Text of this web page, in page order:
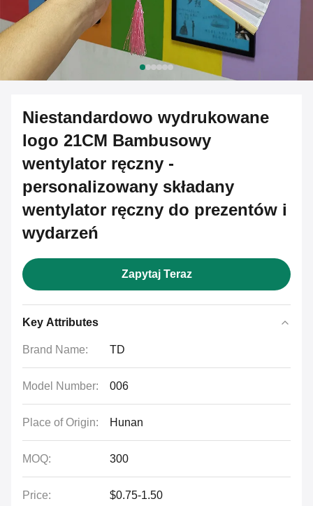
Niestandardowo wydrukowane
logo 21CM Bambusowy
wentylator ręczny -
personalizowany składany
wentylator ręczny do prezentów i
wydarzeń
Zapytaj Teraz
Key Attributes
Brand Name: TD
Model Number: 006
Place of Origin: Hunan
MOQ: 300
Price: $0.75-1.50